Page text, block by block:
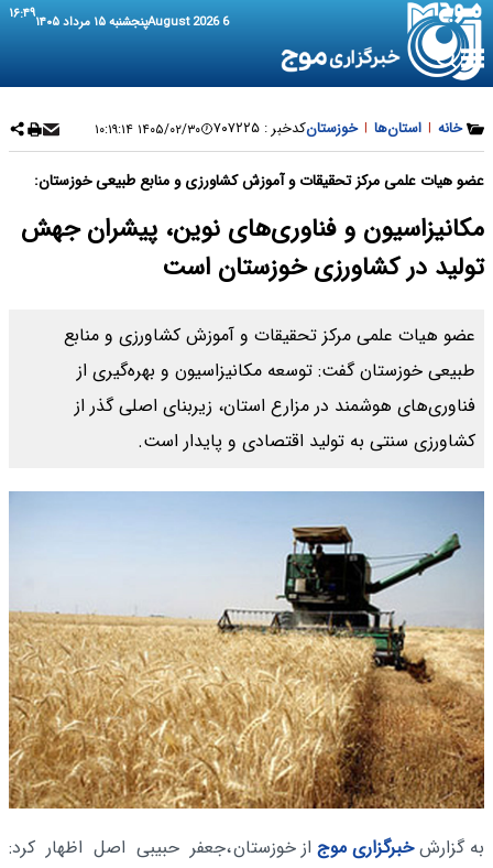
6 August 2026 پنجشنبه ۱۵ مرداد ۱۴۰۵ ۱۶:۴۹
خانه | استان‌ها | خوزستانکدخبر : ۷۰۷۲۲۵ ۱۴۰۵/۰۲/۳۰ ۱۰:۱۹:۱۴
عضو هیات علمی مرکز تحقیقات و آموزش کشاورزی و منابع طبیعی خوزستان:
مکانیزاسیون و فناوری‌های نوین، پیشران جهش
تولید در کشاورزی خوزستان است
عضو هیات علمی مرکز تحقیقات و آموزش کشاورزی و منابع
طبیعی خوزستان گفت: توسعه مکانیزاسیون و بهره‌گیری از
فناوری‌های هوشمند در مزارع استان، زیربنای اصلی گذر از
کشاورزی سنتی به تولید اقتصادی و پایدار است.
به گزارشخبرگزاری موج از خوزستان،جعفر حبیبی اصل اظهار کرد: